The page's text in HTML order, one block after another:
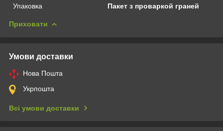
Упаковка
Пакет з проваркой граней
Приховати
Умови доставки
Нова Пошта
Укрпошта
Всі умови доставки